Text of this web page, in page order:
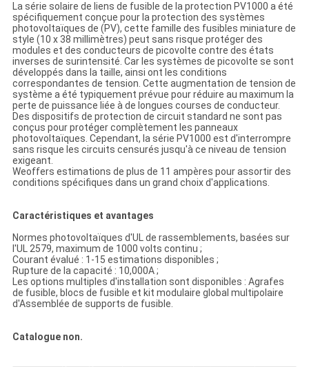
La série solaire de liens de fusible de la protection PV1000 a été
spécifiquement conçue pour la protection des systèmes
photovoltaïques de (PV), cette famille des fusibles miniature de
style (10 x 38 millimètres) peut sans risque protéger des
modules et des conducteurs de picovolte contre des états
inverses de surintensité. Car les systèmes de picovolte se sont
développés dans la taille, ainsi ont les conditions
correspondantes de tension. Cette augmentation de tension de
système a été typiquement prévue pour réduire au maximum la
perte de puissance liée à de longues courses de conducteur.
Des dispositifs de protection de circuit standard ne sont pas
conçus pour protéger complètement les panneaux
photovoltaïques. Cependant, la série PV1000 est d'interrompre
sans risque les circuits censurés jusqu'à ce niveau de tension
exigeant.
Weoffers estimations de plus de 11 ampères pour assortir des
conditions spécifiques dans un grand choix d'applications.
Caractéristiques et avantages
Normes photovoltaïques d'UL de rassemblements, basées sur
l'UL 2579, maximum de 1000 volts continu ;
Courant évalué : 1-15 estimations disponibles ;
Rupture de la capacité : 10,000A ;
Les options multiples d'installation sont disponibles : Agrafes
de fusible, blocs de fusible et kit modulaire global multipolaire
d'Assemblée de supports de fusible.
Catalogue non.